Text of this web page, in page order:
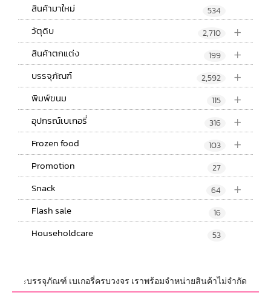
สินค้ามาใหม่ 534
+
วัตุดิบ 2,710
+
สินค้าตกแต่ง 199
+
บรรจุภัณฑ์ 2,592
+
พิมพ์ขนม 115
+
อุปกรณ์เบเกอรี่ 316
+
Frozen food 103
Promotion 27
+
Snack 64
Flash sale 16
Householdcare 53
ละบรรจุภัณฑ์ เบเกอรี่ครบวงจร เราพร้อมจำหน่ายสินค้าไม่จำกัดจำนว